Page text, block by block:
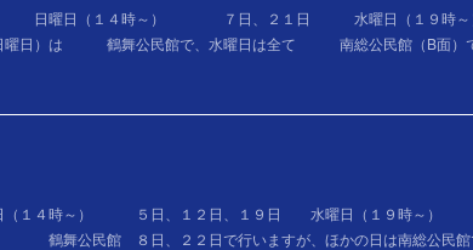
は、 日曜日（１４時～） ７日、２１日 水曜日（１９
日曜日）は 鶴舞公民館で、水曜日は全て 南総公民館（B面）
（１４時～） ５日、１２日、１９日 水曜日（１９時～）
鶴舞公民館 ８日、２２日で行いますが、ほかの日は南総公民